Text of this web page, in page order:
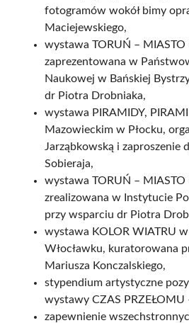
fotogramów wokół bimy
Maciejewskiego,
wystawa TORUŃ – MIASTO
zaprezentowana w
Naukowej w Bańskiej
dr Piotra Drobniaka,
wystawa PIRAMIDY,
Mazowieckim w Płocku,
Jarząbkowską i zaproszenie
Sobieraja,
wystawa TORUŃ – MIASTO
zrealizowana w Instytucie
przy wsparciu dr Piotra
wystawa KOLOR WIATRU
Włocławku, kuratorowana
Mariusza Konczalskiego,
stypendium artystyczne
wystawy CZAS PRZEŁOMU
zapewnienie